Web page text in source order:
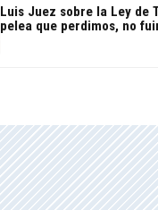
Luis Juez sobre la Ley de
pelea que perdimos, no